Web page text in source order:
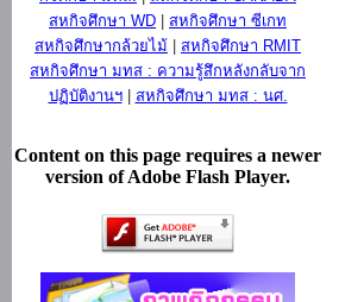
สหกิจศึกษา WD
สหกิจศึกษา ซีเกท
สหกิจศึกษากล้วยไม้
สหกิจศึกษา RMIT
สหกิจศึกษา มทส : ความรู้สึกหลังกลับจาก
ปฏิบัติงานฯ| สหกิจศึกษา มทส : นศ.
Content on this page requires a newer
version of Adobe Flash Player.